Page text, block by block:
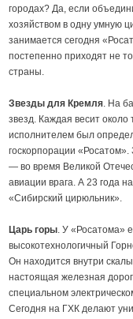
городах? Да, если
хозяйством в одну умную
занимается сегодня
постепенно приходят не
страны.
Звезды для Кремля. На
звезд. Каждая весит
исполнителем был
госкорпорации «Росатом».
— во время Великой
авиации врага. А 23 года
«Сибирский цирюльник».
Царь горы. У «Росатома»
высокотехнологичный
Он находится внутри
настоящая железная
специальном
Сегодня на ГХК делают